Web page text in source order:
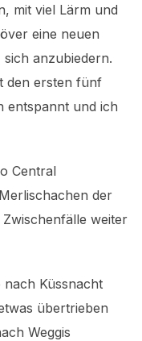
mit viel Lärm und
eine neuen
anzubiedern.
den ersten fünf
entspannt und ich
Central
der
weiter
Küssnacht
übertrieben
Weggis